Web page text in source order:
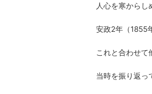
人心を寒からし
安政2年（1855
これと合わせて
当時を振り返っ